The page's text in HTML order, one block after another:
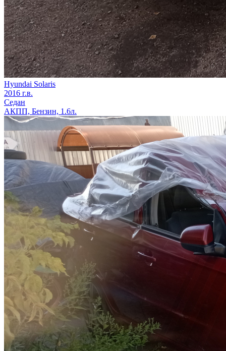
Hyundai Solaris
2016 г.в.
Седан
АКПП, Бензин, 1.6л.